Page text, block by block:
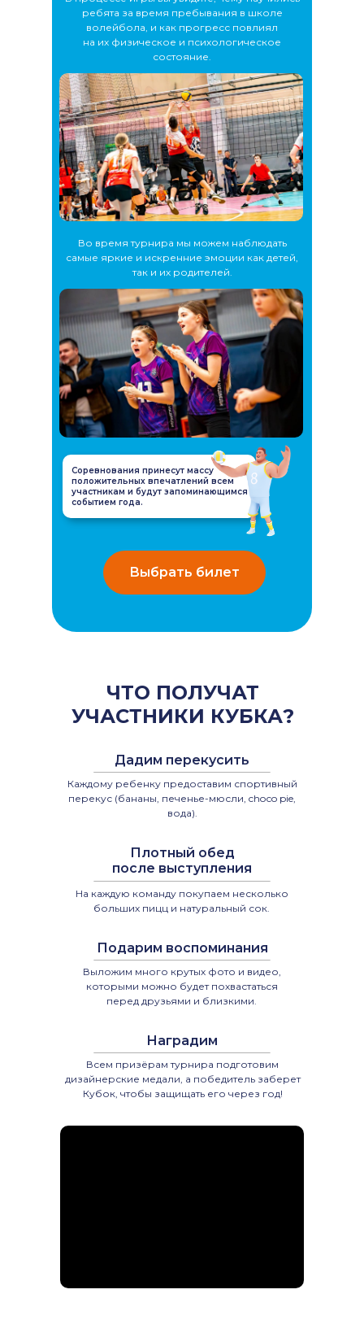
Соревнования принесут массу
положительных впечатлений всем
участникам и будут запоминающимся
событием года.
Во время турнира мы можем наблюдать
самые яркие и искренние эмоции как детей,
так и их родителей.
ребята за время пребывания в школе
волейбола, и как прогресс повлиял
на их физическое и психологическое
состояние.
Выбрать билет
ЧТО ПОЛУЧАТ
УЧАСТНИКИ КУБКА?
Каждому ребенку предоставим спортивный
перекус (бананы, печенье-мюсли, choсo pie,
вода).
Дадим перекусить
На каждую команду покупаем несколько
больших пицц и натуральный сок.
Плотный обед
после выступления
Выложим много крутых фото и видео,
которыми можно будет похвастаться
перед друзьями и близкими.
Подарим воспоминания
Всем призёрам турнира подготовим
дизайнерские медали, а победитель заберет
Кубок, чтобы защищать его через год!
Наградим